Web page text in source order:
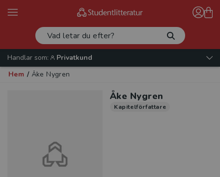
Handlar som:
Privatkund
Hem / Åke Nygren
Åke Nygren
Kapitelförfattare